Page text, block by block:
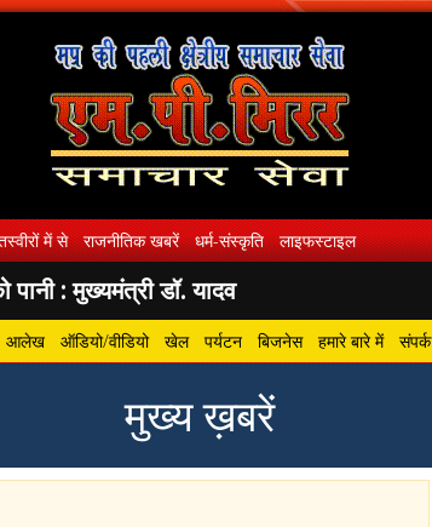
में से राजनीतिक खबरें धर्म-संस्कृति लाइफस्टाइल
: मुख्यमंत्री डॉ. यादव
आलेख ऑडियो/वीडियो खेल पर्यटन बिजनेस हमारे बारे में संपर्क
मुख्य ख़बरें